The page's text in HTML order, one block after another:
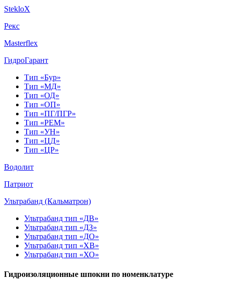
StekloX
Рекс
Masterflex
ГидроГарант
Тип «Бур»
Тип «МД»
Тип «ОД»
Тип «ОП»
Тип «ПГ/ПГР»
Тип «РЕМ»
Тип «УН»
Тип «ЦД»
Тип «ЦР»
Водолит
Патриот
Ультрабанд (Кальматрон)
Ультрабанд тип «ДВ»
Ультрабанд тип «ДЗ»
Ультрабанд тип «ДО»
Ультрабанд тип «ХВ»
Ультрабанд тип «ХО»
Гидроизоляционные шпокни по номенклатуре